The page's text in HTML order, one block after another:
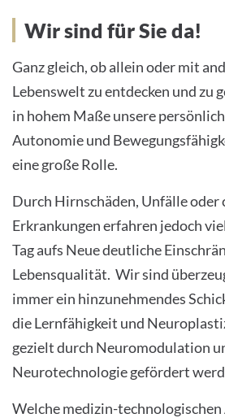
Wir sind für Sie da!
Ganz gleich, ob allein oder mit
Lebenswelt zu entdecken und zu
in hohem Maße unsere
Autonomie und
eine große Rolle.
Durch Hirnschäden, Unfälle oder
Erkrankungen erfahren jedoch
Tag aufs Neue deutliche
Lebensqualität. Wir sind
immer ein hinzunehmendes
die Lernfähigkeit und
gezielt durch Neuromodulation
Neurotechnologie gefördert
Welche medizin-technologischen